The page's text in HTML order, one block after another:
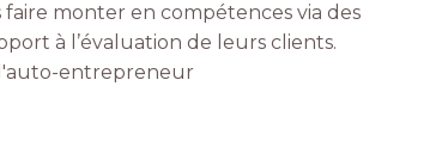
faire monter en compétences via des
à l’évaluation de leurs clients.
entrepreneur